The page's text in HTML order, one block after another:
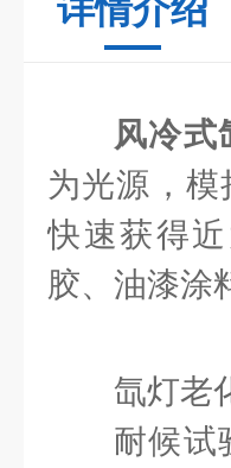
详情介绍
风冷式
为光源，
快速获得
胶、油漆涂
氙灯老
耐候试